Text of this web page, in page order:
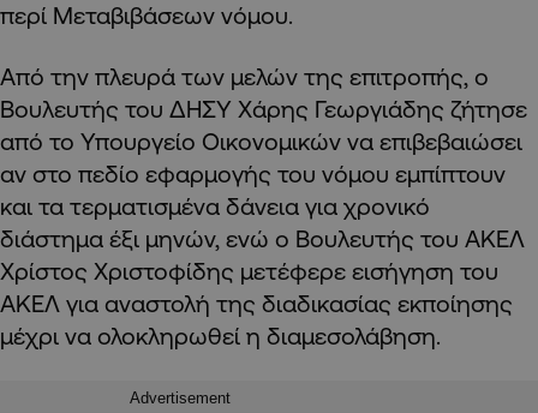
περί Μεταβιβάσεων νόμου.
Από την πλευρά των μελών της επιτροπής, ο
Βουλευτής του ΔΗΣΥ Χάρης Γεωργιάδης ζήτησε
από το Υπουργείο Οικονομικών να επιβεβαιώσει
αν στο πεδίο εφαρμογής του νόμου εμπίπτουν
και τα τερματισμένα δάνεια για χρονικό
διάστημα έξι μηνών, ενώ ο Βουλευτής του ΑΚΕΛ
Χρίστος Χριστοφίδης μετέφερε εισήγηση του
ΑΚΕΛ για αναστολή της διαδικασίας εκποίησης
μέχρι να ολοκληρωθεί η διαμεσολάβηση.
Advertisement